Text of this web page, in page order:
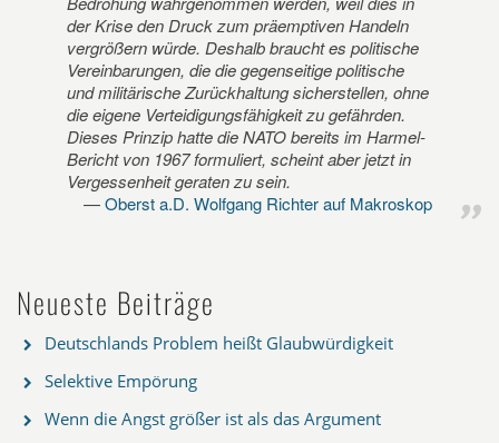
der Krise den Druck zum präemptiven Handeln
vergrößern würde. Deshalb braucht es politische
Vereinbarungen, die die gegenseitige politische
und militärische Zurückhaltung sicherstellen, ohne
die eigene Verteidigungsfähigkeit zu gefährden.
Dieses Prinzip hatte die NATO bereits im Harmel-
Bericht von 1967 formuliert, scheint aber jetzt in
Vergessenheit geraten zu sein.
Oberst a.D. Wolfgang Richter auf Makroskop
Neueste Beiträge
Deutschlands Problem heißt Glaubwürdigkeit
Selektive Empörung
Wenn die Angst größer ist als das Argument